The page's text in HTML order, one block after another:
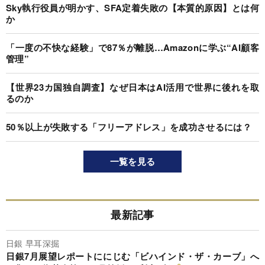
Sky執行役員が明かす、SFA定着失敗の【本質的原因】とは何
か
「一度の不快な経験」で87％が離脱…Amazonに学ぶ“AI顧客
管理”
【世界23カ国独自調査】なぜ日本はAI活用で世界に後れを取
るのか
50％以上が失敗する「フリーアドレス」を成功させるには？
一覧を見る
最新記事
日銀 早耳深掘
日銀7月展望レポートににじむ「ビハインド・ザ・カーブ」へ